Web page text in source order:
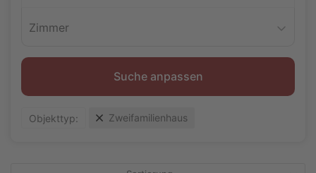
Zimmer
Suche anpassen
Objekttyp: Zweifamilienhaus